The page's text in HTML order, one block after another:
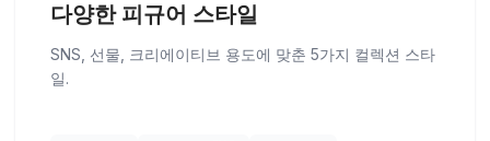
다양한 피규어 스타일
SNS, 선물, 크리에이티브 용도에 맞춘 5가지 컬렉션 스타
일.